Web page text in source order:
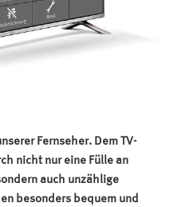
Fernseher. Dem TV-
nicht nur eine Fülle an
auch unzählige
besonders bequem und